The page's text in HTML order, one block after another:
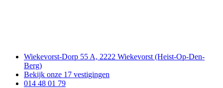
Wiekevorst-Dorp 55 A, 2222 Wiekevorst (Heist-Op-Den-
Berg)
Bekijk onze 17 vestigingen
014 48 01 79